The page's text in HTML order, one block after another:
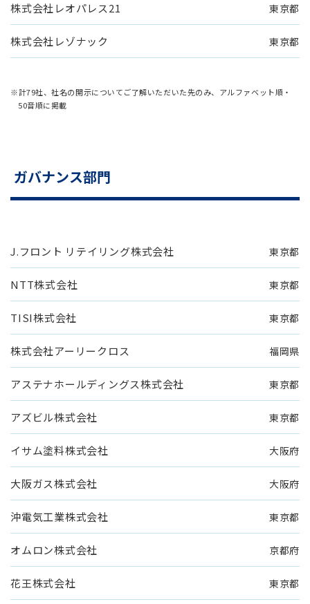
株式会社レオパレス21 東京都
株式会社レゾナック 東京都
※計79社、社名の開示についてご了解いただいた先のみ、アルファベット順・
50音順に掲載
ガバナンス部門
J.フロント リテイリング株式会社 東京都
NTT株式会社 東京都
TISI株式会社 東京都
株式会社アーリークロス 福岡県
アステナホールディングス株式会社 東京都
アズビル株式会社 東京都
イサム塗料株式会社 大阪府
大阪ガス株式会社 大阪府
沖電気工業株式会社 東京都
オムロン株式会社 京都府
花王株式会社 東京都